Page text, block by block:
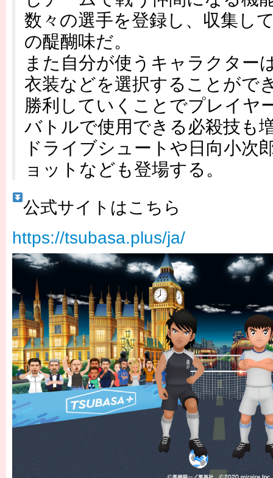
数々の選手を登録し、収集し
の醍醐味だ。
また自分が使うキャラクター
衣装などを選択することがで
勝利していくことでプレイヤ
バトルで使用できる必殺技も
ドライブシュートや日向小次
ョットなども登場する。
公式サイトはこちら
https://tsubasa.plus/ja/